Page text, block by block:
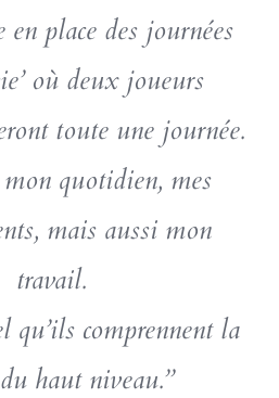
place des journées
où deux joueurs
toute une journée.
quotidien, mes
mais aussi mon
travail.
qu’ils comprennent la
haut niveau.”